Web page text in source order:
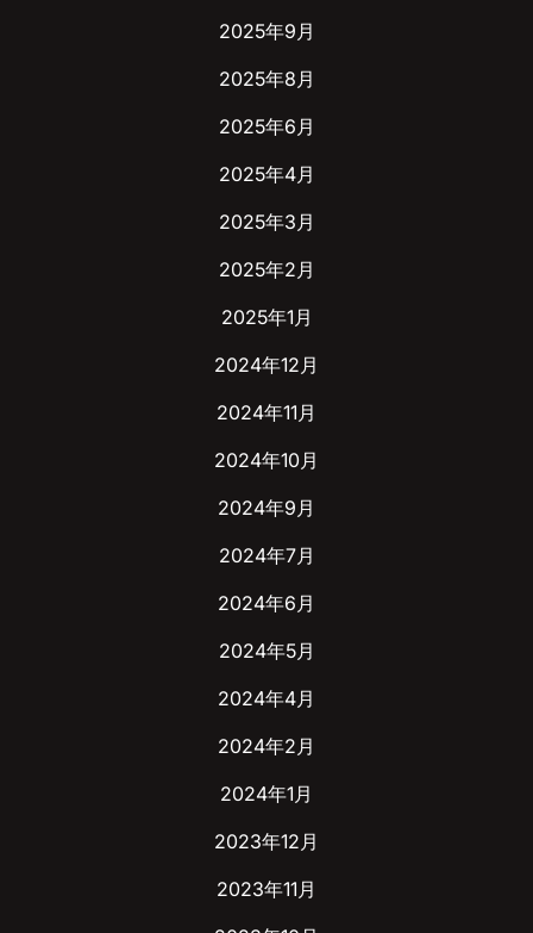
2025年9月
2025年8月
2025年6月
2025年4月
2025年3月
2025年2月
2025年1月
2024年12月
2024年11月
2024年10月
2024年9月
2024年7月
2024年6月
2024年5月
2024年4月
2024年2月
2024年1月
2023年12月
2023年11月